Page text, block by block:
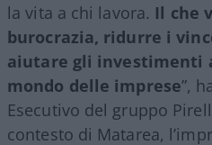
la vita a chi lavora. Il che
burocrazia, ridurre i
aiutare gli investimenti
mondo delle imprese”,
Esecutivo del gruppo
contesto di Matarea,